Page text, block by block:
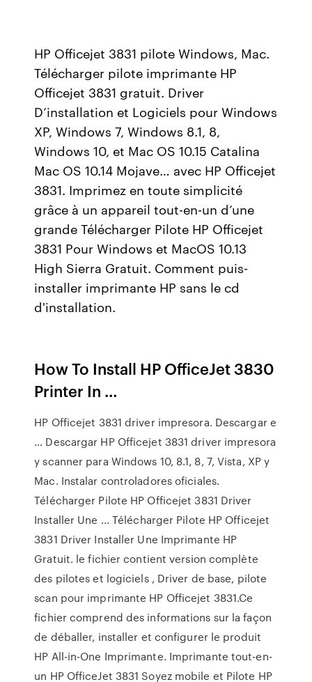
HP Officejet 3831 pilote Windows, Mac.
Télécharger pilote imprimante HP
Officejet 3831 gratuit. Driver
D’installation et Logiciels pour Windows
XP, Windows 7, Windows 8.1, 8,
Windows 10, et Mac OS 10.15 Catalina
Mac OS 10.14 Mojave… avec HP Officejet
3831. Imprimez en toute simplicité
grâce à un appareil tout-en-un d’une
grande Télécharger Pilote HP Officejet
3831 Pour Windows et MacOS 10.13
High Sierra Gratuit. Comment puis-
installer imprimante HP sans le cd
d'installation.
How To Install HP OfficeJet 3830
Printer In …
HP Officejet 3831 driver impresora. Descargar e
… Descargar HP Officejet 3831 driver impresora
y scanner para Windows 10, 8.1, 8, 7, Vista, XP y
Mac. Instalar controladores oficiales.
Télécharger Pilote HP Officejet 3831 Driver
Installer Une ... Télécharger Pilote HP Officejet
3831 Driver Installer Une Imprimante HP
Gratuit. le fichier contient version complète
des pilotes et logiciels , Driver de base, pilote
scan pour imprimante HP Officejet 3831.Ce
fichier comprend des informations sur la façon
de déballer, installer et configurer le produit
HP All-in-One Imprimante. Imprimante tout-en-
un HP OfficeJet 3831 Soyez mobile et Pilote HP